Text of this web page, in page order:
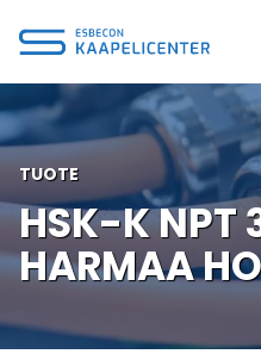
sisältöön
TUOTE
HSK-K NPT
HARMAA